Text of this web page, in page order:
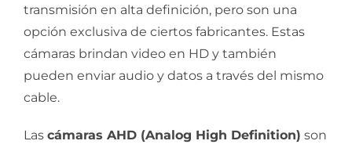
transmisión en alta definición, pero son una
opción exclusiva de ciertos fabricantes. Estas
cámaras brindan video en HD y también
pueden enviar audio y datos a través del mismo
cable.
Las cámaras AHD (Analog High Definition) son